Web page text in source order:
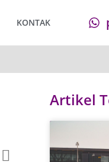
KONTAK
Artikel